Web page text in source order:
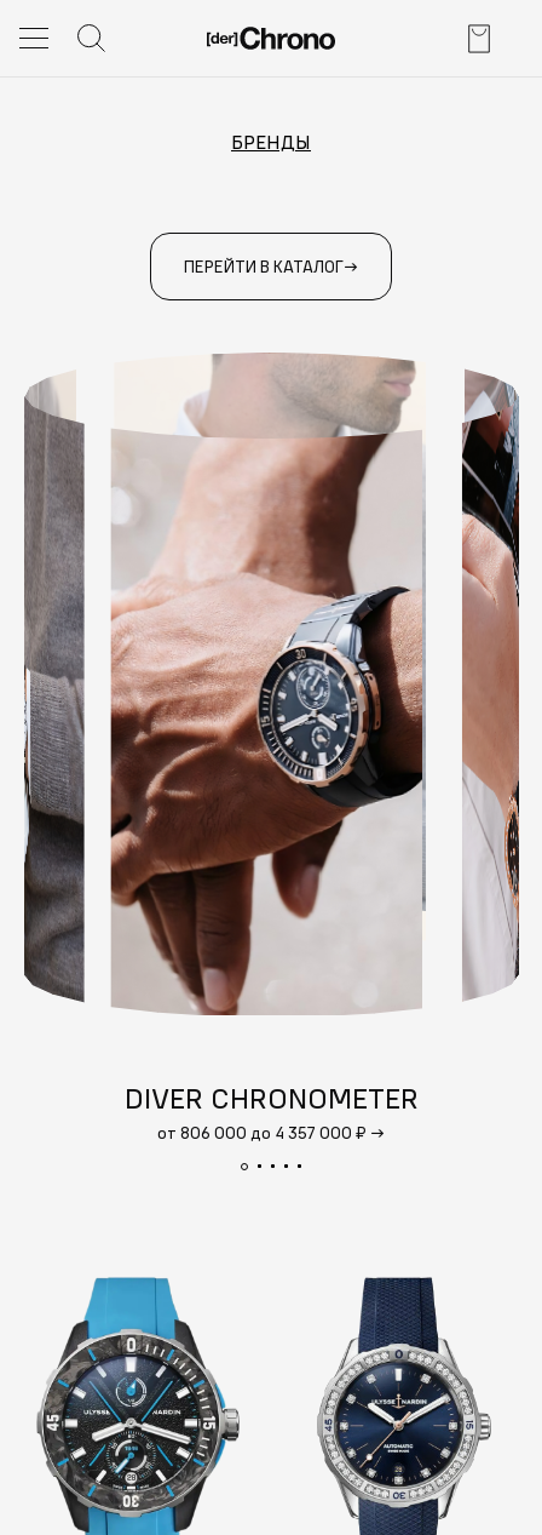
БРЕНДЫ
ПЕРЕЙТИ В КАТАЛОГ→
DIVER CHRONOMETER
от 806 000 до 4 357 000 ₽ →